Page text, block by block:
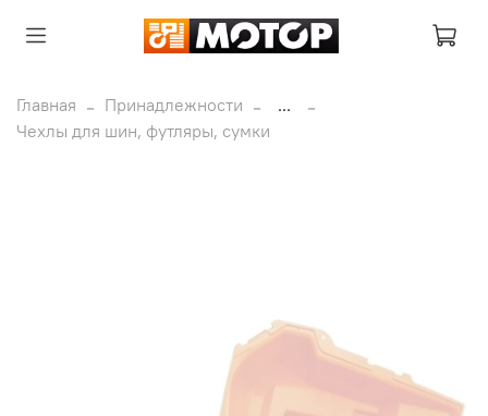
Главная Принадлежности
...
Чехлы для шин, футляры, сумки